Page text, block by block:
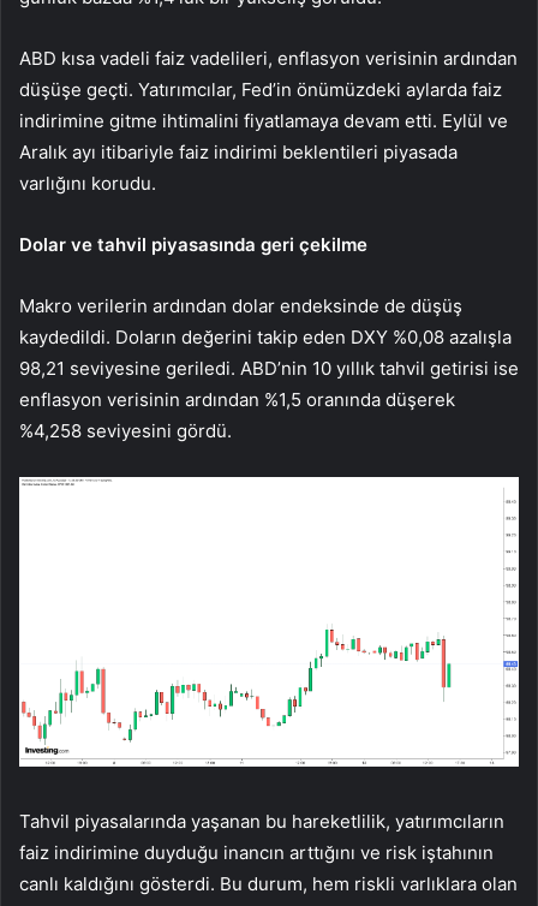
ABD kısa vadeli faiz vadelileri, enflasyon verisinin ardından
düşüşe geçti. Yatırımcılar, Fed’in önümüzdeki aylarda faiz
indirimine gitme ihtimalini fiyatlamaya devam etti. Eylül ve
Aralık ayı itibariyle faiz indirimi beklentileri piyasada
varlığını korudu.
Dolar ve tahvil piyasasında geri çekilme
Makro verilerin ardından dolar endeksinde de düşüş
kaydedildi. Doların değerini takip eden DXY %0,08 azalışla
98,21 seviyesine geriledi. ABD’nin 10 yıllık tahvil getirisi ise
enflasyon verisinin ardından %1,5 oranında düşerek
%4,258 seviyesini gördü.
Tahvil piyasalarında yaşanan bu hareketlilik, yatırımcıların
faiz indirimine duyduğu inancın arttığını ve risk iştahının
canlı kaldığını gösterdi. Bu durum, hem riskli varlıklara olan